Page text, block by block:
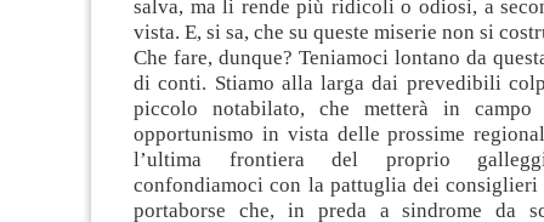
salva, ma li rende più ridicoli o odiosi, a
vista. E, si sa, che su queste miserie non si
Che fare, dunque? Teniamoci lontano da
di conti. Stiamo alla larga dai prevedibili
piccolo notabilato, che metterà in
opportunismo in vista delle prossime
l’ultima frontiera del proprio
confondiamoci con la pattuglia dei
portaborse che, in preda a sindrome da